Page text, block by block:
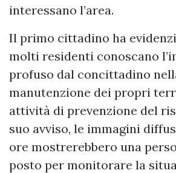
interessano l’area.
Il primo cittadino ha
molti residenti conoscano
profuso dal concittadino
manutenzione dei propri
attività di prevenzione del
suo avviso, le immagini
ore mostrerebbero una
posto per monitorare la